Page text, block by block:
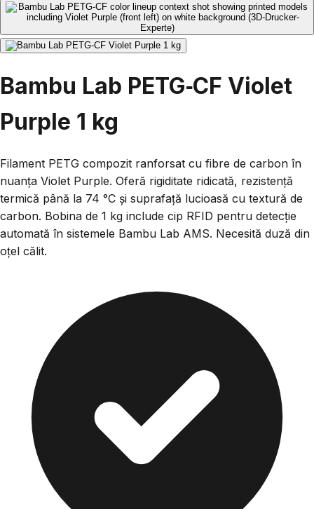
Bambu Lab PETG‑CF Violet
Purple 1 kg
Filament PETG compozit ranforsat cu fibre de carbon în
nuanța Violet Purple. Oferă rigiditate ridicată, rezistență
termică până la 74 °C și suprafață lucioasă cu textură de
carbon. Bobina de 1 kg include cip RFID pentru detecție
automată în sistemele Bambu Lab AMS. Necesită duză din
oțel călit.